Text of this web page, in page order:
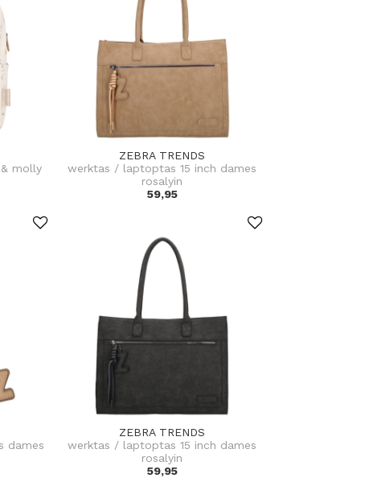
molly
ZEBRA TRENDS
werktas / laptoptas 15 inch dames
rosalyin
59,95
dames
ZEBRA TRENDS
werktas / laptoptas 15 inch dames
rosalyin
59,95